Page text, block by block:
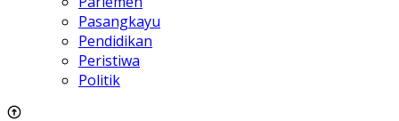
Pasangkayu
Pendidikan
Peristiwa
Politik